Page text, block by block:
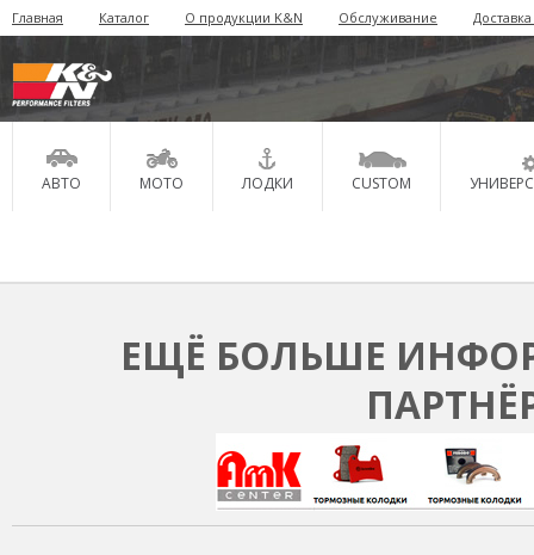
Главная Каталог О продукции K&N Обслуживание
АВТО МОТО ЛОДКИ CUSTOM
ЕЩЁ БОЛЬШЕ